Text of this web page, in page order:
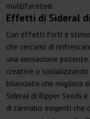
multifaceted.
Effetti di Sideral
Con effetti forti e
che cercano di
una sensazione
creative o
bilanciato che migliora
Sideral di Ripper Seeds
di cannabis esigenti che